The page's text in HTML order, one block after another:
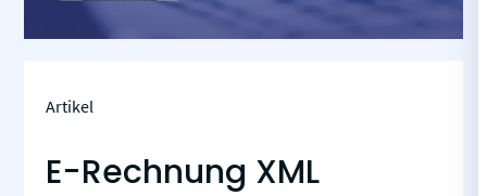
Artikel
E-Rechnung XML